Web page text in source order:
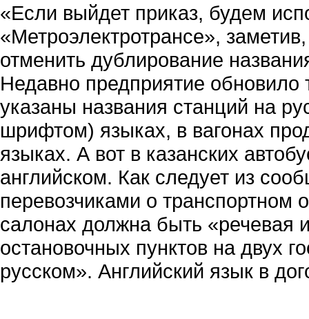
«Если выйдет приказ, будем
«Метроэлектротрансе»,
отменить дублирование
Недавно предприятие обновило
указаны названия станций на
шрифтом) языках, в вагонах
языках. А вот в казанских
английском. Как следует из
перевозчиками о транспортном
салонах должна быть
остановочных пунктов на двух
русском». Английский язык в